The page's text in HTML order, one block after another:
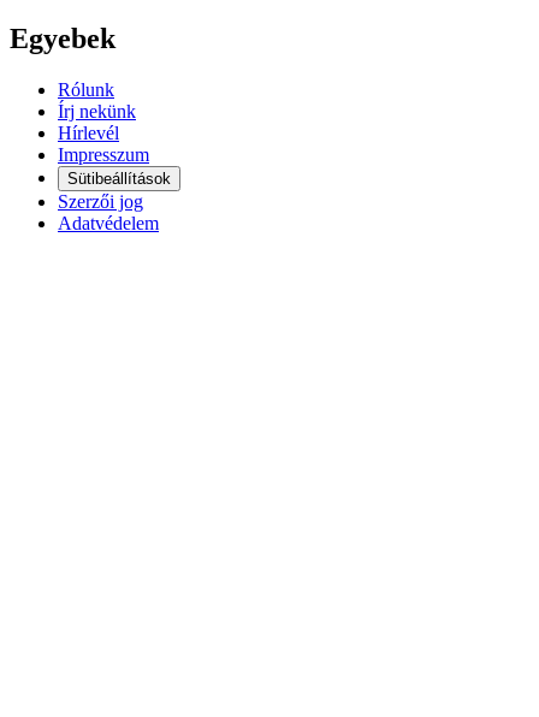
Egyebek
Rólunk
Írj nekünk
Hírlevél
Impresszum
Sütibeállítások
Szerzői jog
Adatvédelem